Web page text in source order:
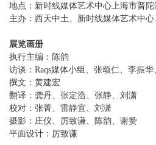
地点：新时线媒体艺术中心上海市普
主办：西天中土、新时线媒体艺术中
展览画册
执行主编：陈韵
访谈：Raqs媒体小组、张颂仁、李振
撰文：黄建宏
翻译：龚丹、张定浩、张静、刘潇
校对：张菁、雷静宜、刘潇
摄影：庄仪、厉致谦、陈韵、谢赞
平面设计：厉致谦